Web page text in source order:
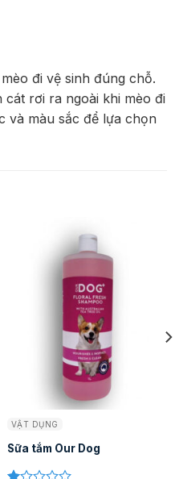
đi vệ sinh đúng chỗ.
cát rơi ra ngoài khi mèo đi
và màu sắc để lựa chọn
VẬT DỤNG
Sữa tắm Our Dog